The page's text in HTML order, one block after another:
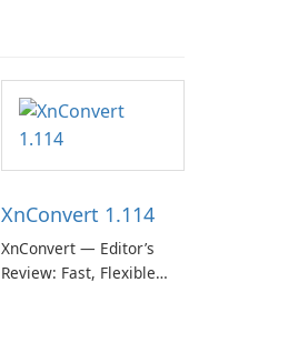
XnConvert 1.114
XnConvert — Editor’s
Review: Fast, Flexible